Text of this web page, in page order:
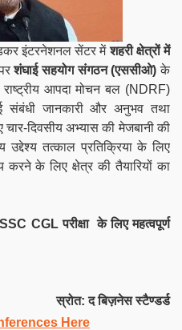
इंटरनेशनल सेंटर मेंशहरी क्षेत्रों में
शंघाई सहयोग संगठन (एससीओ) के
आपदा मोचन बल (NDRF)
संबंधी जानकारी और अनुभव तथा
चार-दिवसीय अभ्यास की मेजबानी की
तत्काल प्रतिक्रिया के लिए
करने के लिए क्षेत्र की तैयारियों का
CGLपरीक्षा के लिए महत्वपूर्ण
स्रोत: द बिज़नेस स्टैण्डर्ड
Here